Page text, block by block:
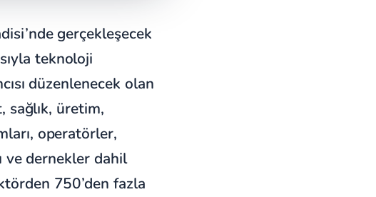
gerçekleşecek
teknoloji
düzenlenecek olan
sağlık, üretim,
operatörler,
ve dernekler dahil
750’den fazla